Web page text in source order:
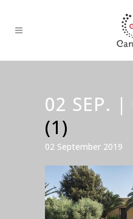
02 SEP. |
(1)
02 September 2019